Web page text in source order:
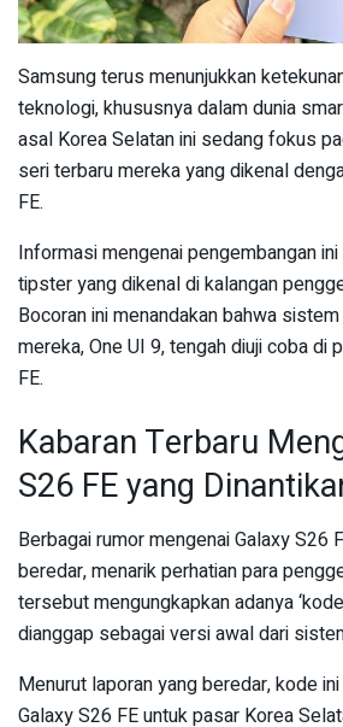
Samsung terus menunjukkan
teknologi, khususnya dalam dunia
asal Korea Selatan ini sedang fokus
seri terbaru mereka yang dikenal
FE.
Informasi mengenai pengembangan
tipster yang dikenal di kalangan
Bocoran ini menandakan bahwa
mereka, One UI 9, tengah diuji coba di
FE.
Kabaran Terbaru
S26 FE yang
Berbagai rumor mengenai Galaxy S26
beredar, menarik perhatian para
tersebut mengungkapkan adanya
dianggap sebagai versi awal dari
Menurut laporan yang beredar, kode
Galaxy S26 FE untuk pasar Korea